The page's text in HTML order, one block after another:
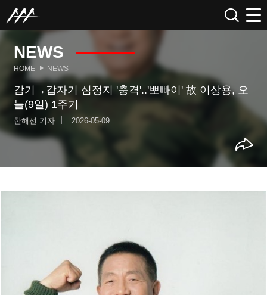
NEWS
HOME NEWS
감기→갑자기 심정지 '충격'..'뽀빠이' 故 이상용, 오
늘(9일) 1주기
한해선 기자 2026-05-09